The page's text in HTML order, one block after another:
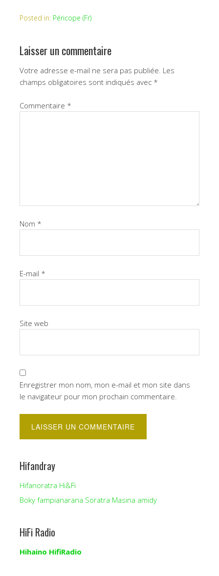
Posted in: Péricope (Fr)
Laisser un commentaire
Votre adresse e-mail ne sera pas publiée. Les
champs obligatoires sont indiqués avec *
Commentaire *
Nom *
E-mail *
Site web
Enregistrer mon nom, mon e-mail et mon site dans
le navigateur pour mon prochain commentaire.
Hifandray
Hifanoratra Hi&Fi
Boky fampianarana Soratra Masina amidy
HiFi Radio
Hihaino HifiRadio